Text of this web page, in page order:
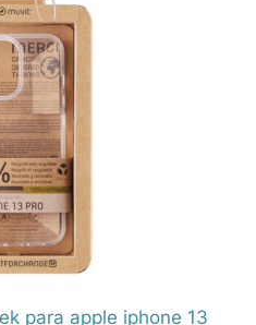
para apple iphone 13